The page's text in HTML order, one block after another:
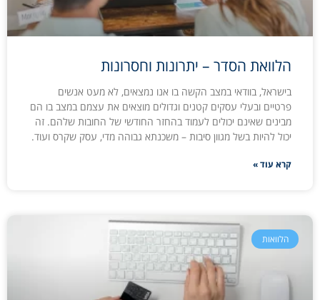
הלוואת הסדר – יתרונות וחסרונות
בישראל, בוודאי במצב הקשה בו אנו נמצאים, לא מעט אנשים
פרטיים ובעלי עסקים קטנים וגדולים מוצאים את עצמם במצב בו הם
מבינים שאינם יכולים לעמוד בהחזר החודשי של החובות שלהם. זה
יכול להיות בשל מגוון סיבות – משכנתא גבוהה מדי, עסק שקרס ועוד.
קרא עוד »
הלוואות